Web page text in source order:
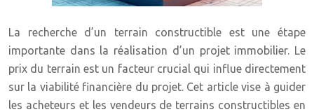
La recherche d’un terrain constructible est une étape
importante dans la réalisation d’un projet immobilier. Le
prix du terrain est un facteur crucial qui influe directement
sur la viabilité financière du projet. Cet article vise à guider
les acheteurs et les vendeurs de terrains constructibles en